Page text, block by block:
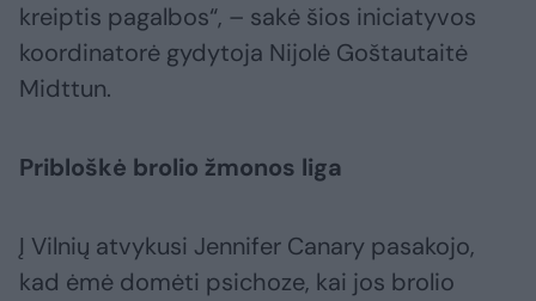
kreiptis pagalbos“, – sakė šios iniciatyvos
koordinatorė gydytoja Nijolė Goštautaitė
Midttun.
Pribloškė brolio žmonos liga
Į Vilnių atvykusi Jennifer Canary pasakojo,
kad ėmė domėti psichoze, kai jos brolio